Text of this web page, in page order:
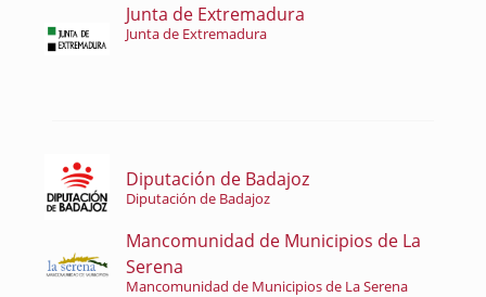
Junta de Extremadura
Junta de Extremadura
Diputación de Badajoz
Diputación de Badajoz
Mancomunidad de Municipios de La
Serena
Mancomunidad de Municipios de La Serena